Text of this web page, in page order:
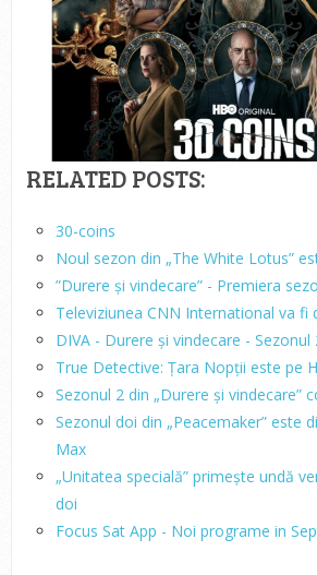
RELATED POSTS:
30-coins
Noul sezon din „The White Lotus”
”Durere și vindecare” - Premiera
Televiziunea CNN International va fi
DIVA - Durere și vindecare - Sezonul
True Detective: Țara Nopții este pe
Sezonul 2 din „Durere și vindecare”
Sezonul doi din „Peacemaker” este
Max
„Unitatea specială” primește undă
doi
Focus Sat App - Noi programe in